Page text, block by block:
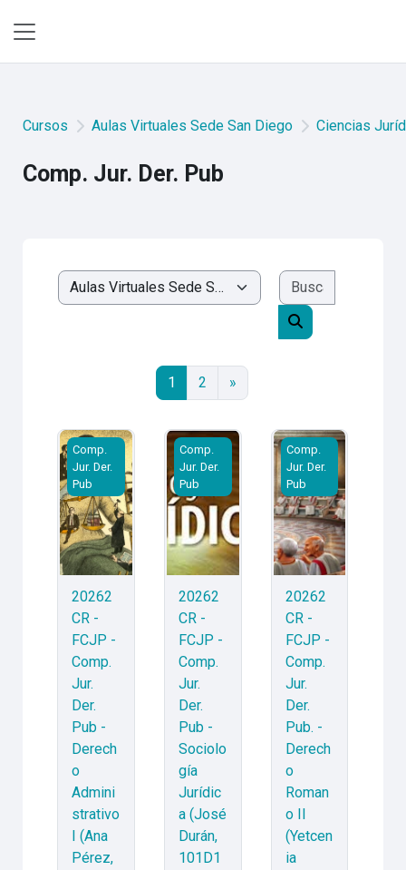
Cursos Aulas Virtuales Sede San Diego Ciencias
Comp. Jur. Der. Pub
Categorías
Buscar cursos
1 Página 1
2 Página 2
»
20262CR - FCJP - Comp. Jur. Der. Pub - Derecho
Comp.
Jur. Der.
Pub
20262
CR -
FCJP -
Comp.
Jur.
Der.
Pub -
Derech
o
Admini
strativo
I (Ana
Pérez,
20262CR - FCJP - Comp. Jur. Der.
Comp.
Jur. Der.
Pub
20262
CR -
FCJP -
Comp.
Jur.
Der.
Pub -
Sociolo
gía
Jurídic
a (José
Durán,
101D1
20262CR - FCJP -
Comp.
Jur. Der.
Pub
20262
CR -
FCJP -
Comp.
Jur.
Der.
Pub. -
Derech
o
Roman
o II
(Yetcen
ia